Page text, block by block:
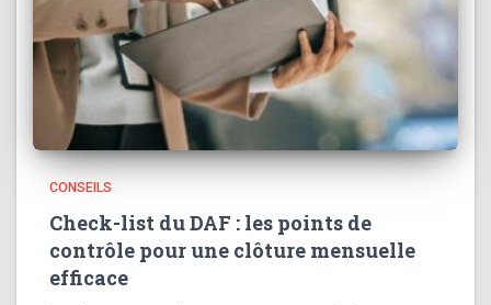
CONSEILS
Check-list du DAF : les points de
contrôle pour une clôture mensuelle
efficace